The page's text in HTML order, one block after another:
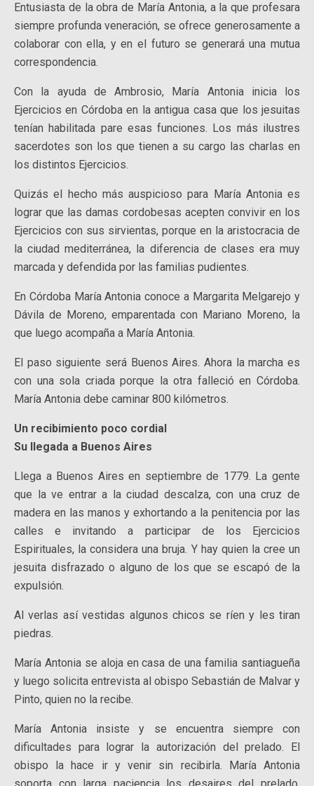
Entusiasta de la obra de María Antonia, a la que profesara
siempre profunda veneración, se ofrece generosamente a
colaborar con ella, y en el futuro se generará una mutua
correspondencia.
Con la ayuda de Ambrosio, María Antonia inicia los
Ejercicios en Córdoba en la antigua casa que los jesuitas
tenían habilitada pare esas funciones. Los más ilustres
sacerdotes son los que tienen a su cargo las charlas en
los distintos Ejercicios.
Quizás el hecho más auspicioso para María Antonia es
lograr que las damas cordobesas acepten convivir en los
Ejercicios con sus sirvientas, porque en la aristocracia de
la ciudad mediterránea, la diferencia de clases era muy
marcada y defendida por las familias pudientes.
En Córdoba María Antonia conoce a Margarita Melgarejo y
Dávila de Moreno, emparentada con Mariano Moreno, la
que luego acompaña a María Antonia.
El paso siguiente será Buenos Aires. Ahora la marcha es
con una sola criada porque la otra falleció en Córdoba.
María Antonia debe caminar 800 kilómetros.
Un recibimiento poco cordial
Su llegada a Buenos Aires
Llega a Buenos Aires en septiembre de 1779. La gente
que la ve entrar a la ciudad descalza, con una cruz de
madera en las manos y exhortando a la penitencia por las
calles e invitando a participar de los Ejercicios
Espirituales, la considera una bruja. Y hay quien la cree un
jesuita disfrazado o alguno de los que se escapó de la
expulsión.
Al verlas así vestidas algunos chicos se ríen y les tiran
piedras.
María Antonia se aloja en casa de una familia santiagueña
y luego solicita entrevista al obispo Sebastián de Malvar y
Pinto, quien no la recibe.
María Antonia insiste y se encuentra siempre con
dificultades para lograr la autorización del prelado. El
obispo la hace ir y venir sin recibirla. María Antonia